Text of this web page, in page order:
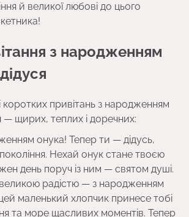
й великої любові до цього
з народженням
коротких привітань з народженням
— щирих, теплих і доречних:
онука! Тепер ти — дідусь,
Нехай онук стане твоєю
день поруч із ним — святом душі.
радістю — з народженням
маленький хлопчик принесе тобі
та море щасливих моментів. Тепер